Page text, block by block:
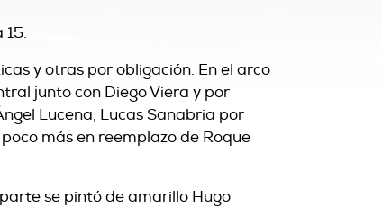
15.
y otras por obligación. En el arco
junto con Diego Viera y por
Lucena, Lucas Sanabria por
más en reemplazo de Roque
se pintó de amarillo Hugo